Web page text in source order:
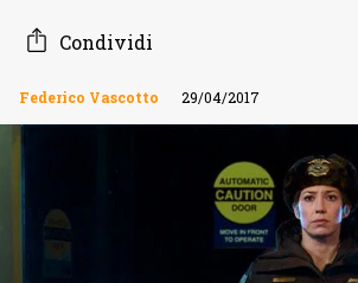
Condividi
Federico Vascotto 29/04/2017